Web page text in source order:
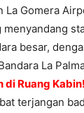
La Gomera
besar,
La
di Ruang Kabin!
terjangan